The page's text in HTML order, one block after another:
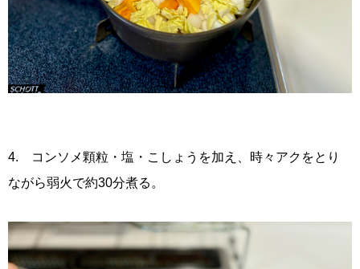
4. コンソメ顆粒・塩・こしょうを加え、時々アクをとり
ながら弱火で約30分煮る。